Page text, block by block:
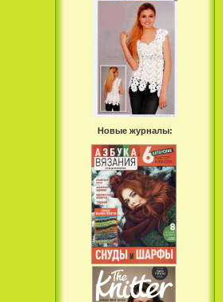
Новые журналы: